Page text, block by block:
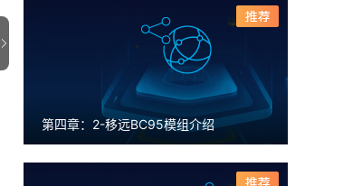
第四章：2-移远BC95模组介绍